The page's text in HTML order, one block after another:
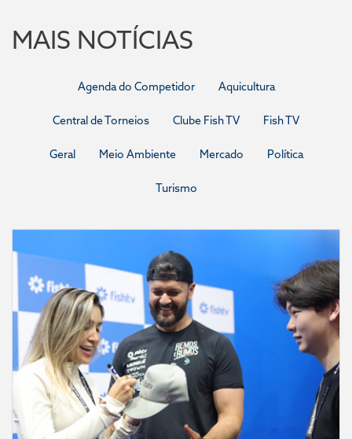
MAIS NOTÍCIAS
Agenda do Competidor Aquicultura
Central de Torneios Clube Fish TV Fish TV
Geral Meio Ambiente Mercado Política
Turismo